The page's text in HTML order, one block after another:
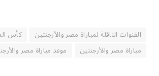
القنوات الناقلة لمباراة مصر والأرجنتين
كأس
مباراة مصر والأرجنتين
موعد مباراة مصر